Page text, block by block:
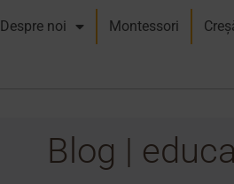
Despre noi Montessori
Blog |